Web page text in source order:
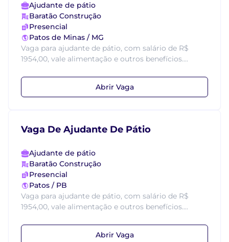
Ajudante de pátio
Baratão Construção
Presencial
Patos de Minas / MG
Vaga para ajudante de pátio, com salário de R$
1954,00, vale alimentação e outros benefícios....
Abrir Vaga
Vaga De Ajudante De Pátio
Ajudante de pátio
Baratão Construção
Presencial
Patos / PB
Vaga para ajudante de pátio, com salário de R$
1954,00, vale alimentação e outros benefícios....
Abrir Vaga